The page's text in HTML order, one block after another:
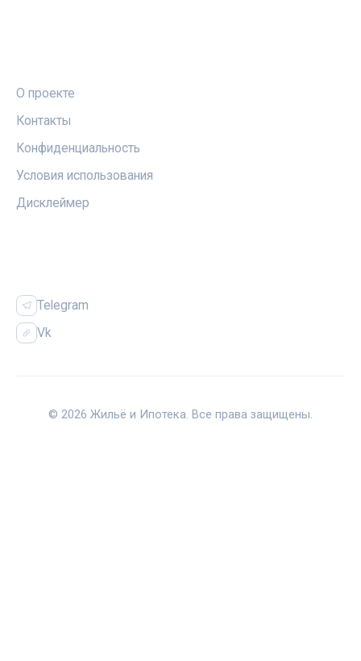
О проекте
Контакты
Конфиденциальность
Условия использования
Дисклеймер
Telegram
Vk
© 2026 Жильё и Ипотека. Все права защищены.